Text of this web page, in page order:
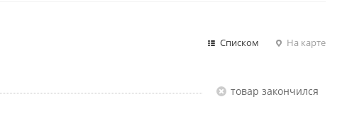
Списком На карте
Товар закончился